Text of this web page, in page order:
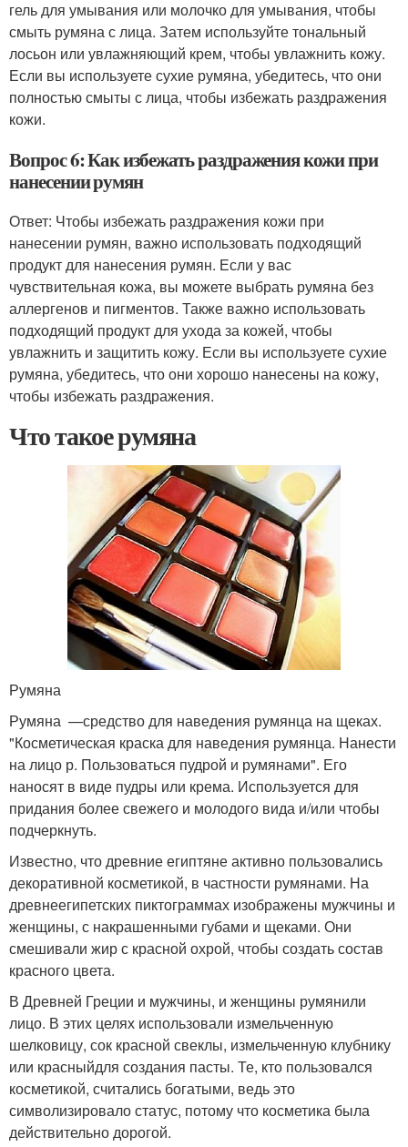
гель для умывания или молочко для умывания, чтобы
смыть румяна с лица. Затем используйте тональный
лосьон или увлажняющий крем, чтобы увлажнить кожу.
Если вы используете сухие румяна, убедитесь, что они
полностью смыты с лица, чтобы избежать раздражения
кожи.
Вопрос 6: Как избежать раздражения кожи при
нанесении румян
Ответ: Чтобы избежать раздражения кожи при
нанесении румян, важно использовать подходящий
продукт для нанесения румян. Если у вас
чувствительная кожа, вы можете выбрать румяна без
аллергенов и пигментов. Также важно использовать
подходящий продукт для ухода за кожей, чтобы
увлажнить и защитить кожу. Если вы используете сухие
румяна, убедитесь, что они хорошо нанесены на кожу,
чтобы избежать раздражения.
Что такое румяна
Румяна
Румяна —средство для наведения румянца на щеках.
"Косметическая краска для наведения румянца. Нанести
на лицо р. Пользоваться пудрой и румянами". Его
наносят в виде пудры или крема. Используется для
придания более свежего и молодого вида и/или чтобы
подчеркнуть.
Известно, что древние египтяне активно пользовались
декоративной косметикой, в частности румянами. На
древнеегипетских пиктограммах изображены мужчины и
женщины, с накрашенными губами и щеками. Они
смешивали жир с красной охрой, чтобы создать состав
красного цвета.
В Древней Греции и мужчины, и женщины румянили
лицо. В этих целях использовали измельченную
шелковицу, сок красной свеклы, измельченную клубнику
или красныйдля создания пасты. Те, кто пользовался
косметикой, считались богатыми, ведь это
символизировало статус, потому что косметика была
действительно дорогой.